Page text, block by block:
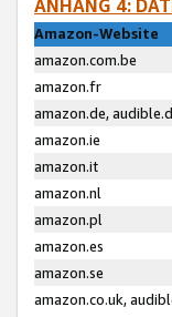
ANHANG 4:
Amazon-Website
amazon.com.be
amazon.fr
amazon.de,
amazon.ie
amazon.it
amazon.nl
amazon.pl
amazon.es
amazon.se
amazon.co.uk,